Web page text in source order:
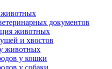
документов
животных
и хвостов
животных
у кошки
у собаки